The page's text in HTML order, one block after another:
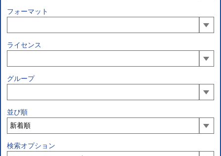
フォーマット
ライセンス
グループ
並び順
検索オプション